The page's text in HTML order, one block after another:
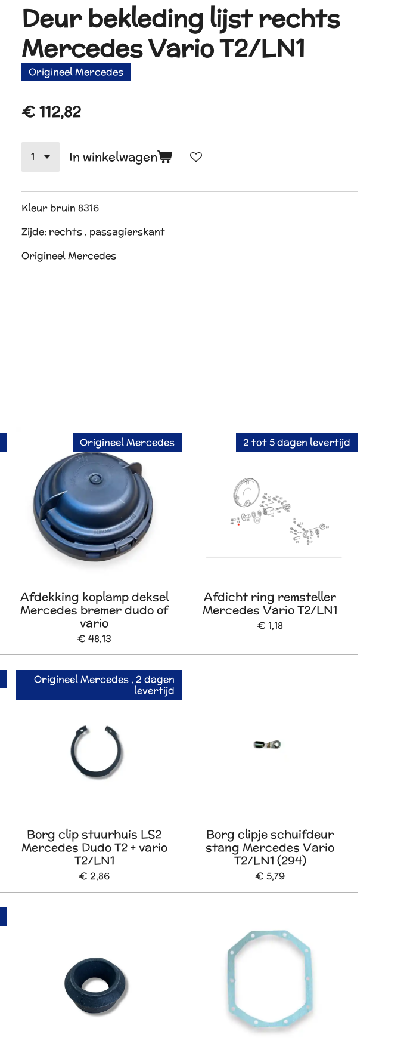
Deur bekleding lijst rechts
Mercedes Vario T2/LN1
Origineel Mercedes
€ 112,82
In winkelwagen
Kleur bruin 8316
Zijde: rechts , passagierskant
Origineel Mercedes
Origineel Mercedes
Afdekking koplamp deksel
Mercedes bremer dudo of
vario
€ 48,13
2 tot 5 dagen levertijd
Afdicht ring remsteller
Mercedes Vario T2/LN1
€ 1,18
Origineel Mercedes , 2 dagen
levertijd
Borg clip stuurhuis LS2
Mercedes Dudo T2 + vario
T2/LN1
€ 2,86
Borg clipje schuifdeur
stang Mercedes Vario
T2/LN1 (294)
€ 5,79